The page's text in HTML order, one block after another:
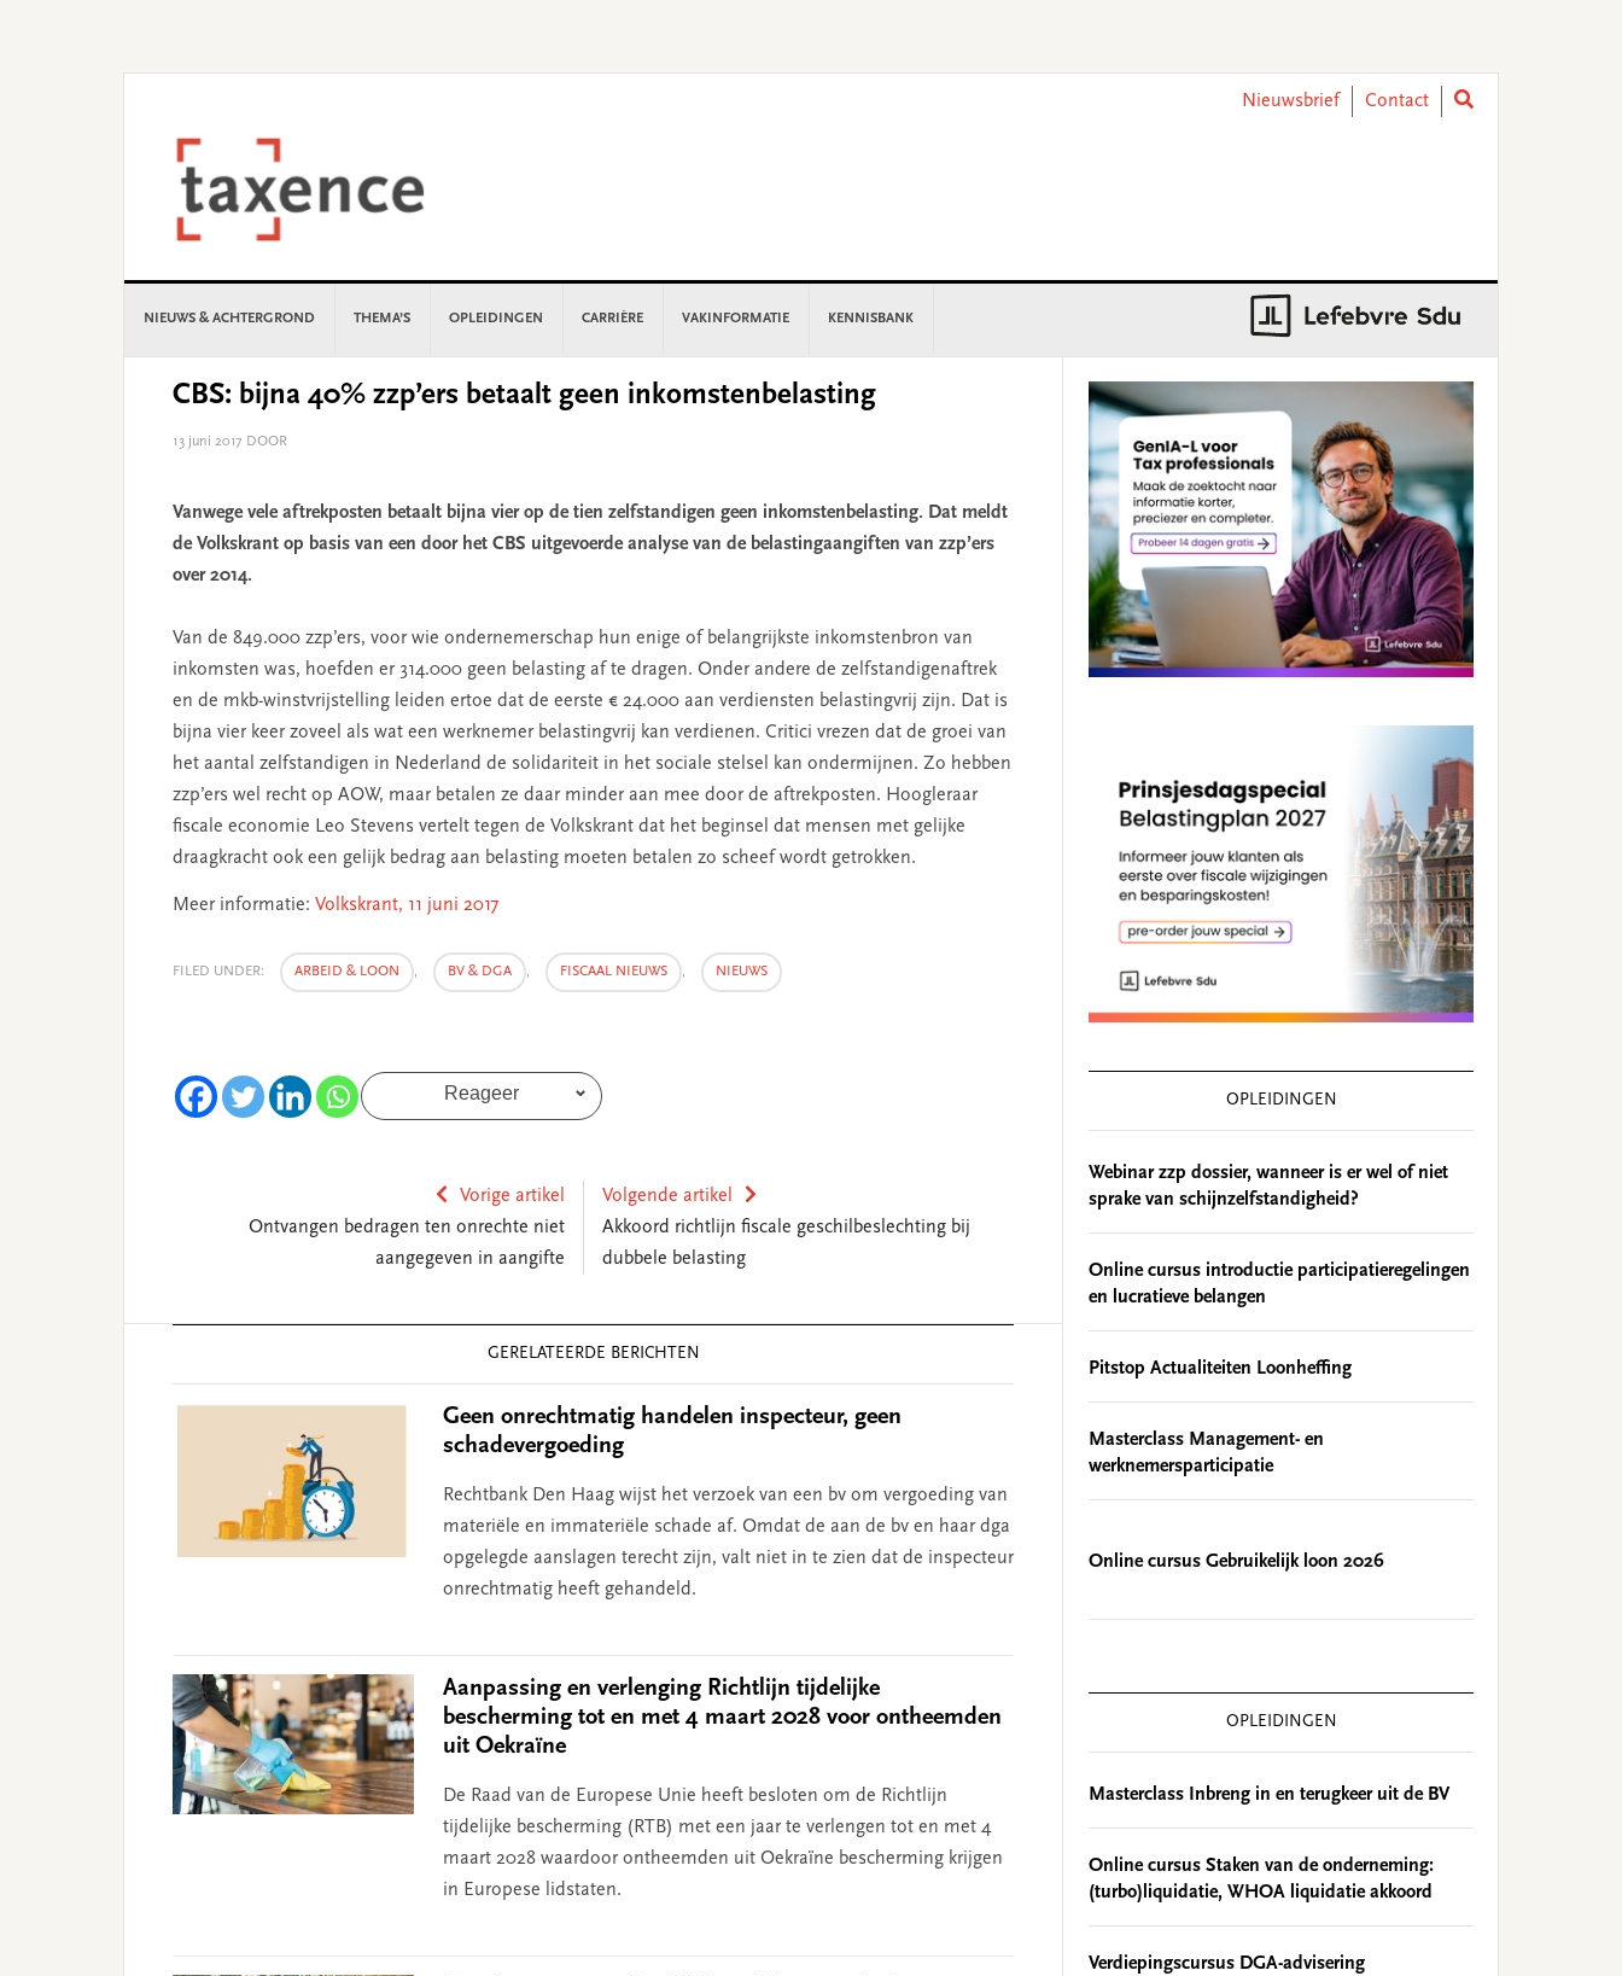
Nieuwsbrief
Contact
NIEUWS & ACHTERGROND THEMA’S OPLEIDINGEN CARRIÈRE VAKINFORMATIE KENNISBANK
CBS: bijna 40% zzp’ers betaalt geen inkomstenbelasting
13 juni 2017 DOOR
Vanwege vele aftrekposten betaalt bijna vier op de tien zelfstandigen geen inkomstenbelasting. Dat meldt
de Volkskrant op basis van een door het CBS uitgevoerde analyse van de belastingaangiften van zzp’ers
over 2014.
Van de 849.000 zzp’ers, voor wie ondernemerschap hun enige of belangrijkste inkomstenbron van
inkomsten was, hoefden er 314.000 geen belasting af te dragen. Onder andere de zelfstandigenaftrek
en de mkb-winstvrijstelling leiden ertoe dat de eerste € 24.000 aan verdiensten belastingvrij zijn. Dat is
bijna vier keer zoveel als wat een werknemer belastingvrij kan verdienen. Critici vrezen dat de groei van
het aantal zelfstandigen in Nederland de solidariteit in het sociale stelsel kan ondermijnen. Zo hebben
zzp’ers wel recht op AOW, maar betalen ze daar minder aan mee door de aftrekposten. Hoogleraar
fiscale economie Leo Stevens vertelt tegen de Volkskrant dat het beginsel dat mensen met gelijke
draagkracht ook een gelijk bedrag aan belasting moeten betalen zo scheef wordt getrokken.
Meer informatie: Volkskrant, 11 juni 2017
FILED UNDER: ARBEID & LOON , BV & DGA , FISCAAL NIEUWS , NIEUWS
Reageer
Vorige artikel
Ontvangen bedragen ten onrechte niet
aangegeven in aangifte
Volgende artikel
Akkoord richtlijn fiscale geschilbeslechting bij
dubbele belasting
GERELATEERDE BERICHTEN
Geen onrechtmatig handelen inspecteur, geen
schadevergoeding
Rechtbank Den Haag wijst het verzoek van een bv om vergoeding van
materiële en immateriële schade af. Omdat de aan de bv en haar dga
opgelegde aanslagen terecht zijn, valt niet in te zien dat de inspecteur
onrechtmatig heeft gehandeld.
Aanpassing en verlenging Richtlijn tijdelijke
bescherming tot en met 4 maart 2028 voor ontheemden
uit Oekraïne
De Raad van de Europese Unie heeft besloten om de Richtlijn
tijdelijke bescherming (RTB) met een jaar te verlengen tot en met 4
maart 2028 waardoor ontheemden uit Oekraïne bescherming krijgen
in Europese lidstaten.
Sidebar
OPLEIDINGEN
Webinar zzp dossier, wanneer is er wel of niet
sprake van schijnzelfstandigheid?
Online cursus introductie participatieregelingen
en lucratieve belangen
Pitstop Actualiteiten Loonheffing
Masterclass Management- en
werknemersparticipatie
Online cursus Gebruikelijk loon 2026
OPLEIDINGEN
Masterclass Inbreng in en terugkeer uit de BV
Online cursus Staken van de onderneming:
(turbo)liquidatie, WHOA liquidatie akkoord
Verdiepingscursus DGA-advisering